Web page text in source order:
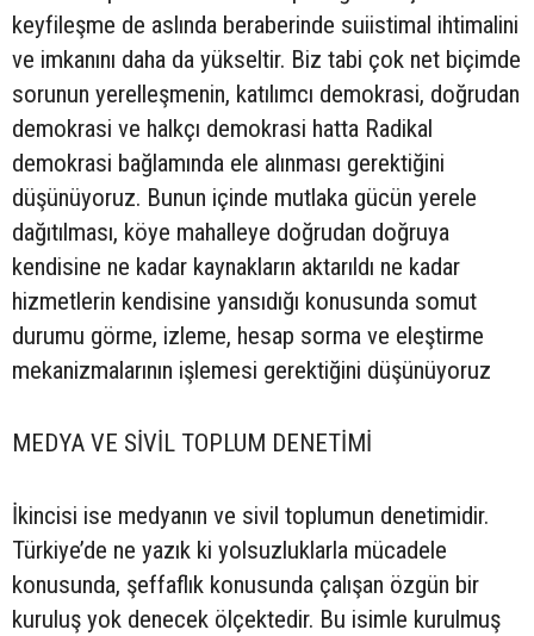
keyfileşme de aslında beraberinde suiistimal ihtimalini
ve imkanını daha da yükseltir. Biz tabi çok net biçimde
sorunun yerelleşmenin, katılımcı demokrasi, doğrudan
demokrasi ve halkçı demokrasi hatta Radikal
demokrasi bağlamında ele alınması gerektiğini
düşünüyoruz. Bunun içinde mutlaka gücün yerele
dağıtılması, köye mahalleye doğrudan doğruya
kendisine ne kadar kaynakların aktarıldı ne kadar
hizmetlerin kendisine yansıdığı konusunda somut
durumu görme, izleme, hesap sorma ve eleştirme
mekanizmalarının işlemesi gerektiğini düşünüyoruz
MEDYA VE SİVİL TOPLUM DENETİMİ
İkincisi ise medyanın ve sivil toplumun denetimidir.
Türkiye’de ne yazık ki yolsuzluklarla mücadele
konusunda, şeffaflık konusunda çalışan özgün bir
kuruluş yok denecek ölçektedir. Bu isimle kurulmuş